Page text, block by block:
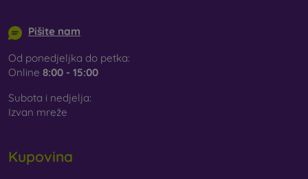
Pišite nam
Od ponedjeljka do petka:
Online 8:00 - 15:00
Subota i nedjelja:
Izvan mreže
Kupovina